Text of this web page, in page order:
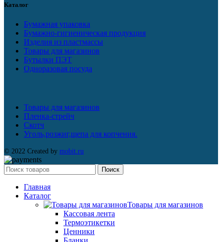
Каталог
Бумажная упаковка
Бумажно-гигиеническая продукция
Изделия из пластмассы
Товары для магазинов
Бутылки ПЭТ
Одноразовая посуда
Товары для магазинов
Пленка-стрейч
Скотч
Уголь,розжиг,щепа для копчения.
© 2022 Created by mobit.ru
Поиск
Главная
Каталог
Товары для магазинов
Кассовая лента
Термоэтикетки
Ценники